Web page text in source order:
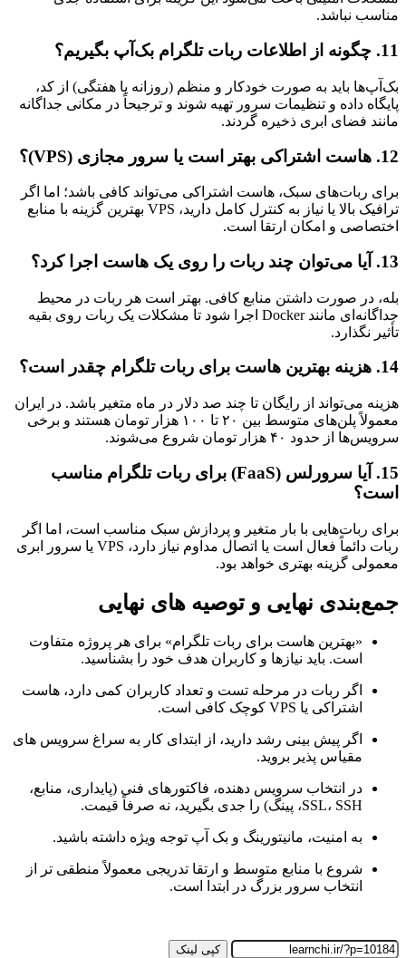
مناسب نباشد.
11. چگونه از اطلاعات ربات تلگرام بک‌آپ بگیریم؟
بک‌آپ‌ها باید به صورت خودکار و منظم (روزانه یا هفتگی) از کد،
پایگاه داده و تنظیمات سرور تهیه شوند و ترجیحاً در مکانی جداگانه
مانند فضای ابری ذخیره گردند.
12. هاست اشتراکی بهتر است یا سرور مجازی (VPS)؟
برای ربات‌های سبک، هاست اشتراکی می‌تواند کافی باشد؛ اما اگر
ترافیک بالا یا نیاز به کنترل کامل دارید، VPS بهترین گزینه با منابع
اختصاصی و امکان ارتقا است.
13. آیا می‌توان چند ربات را روی یک هاست اجرا کرد؟
بله، در صورت داشتن منابع کافی. بهتر است هر ربات در محیط
جداگانه‌ای مانند Docker اجرا شود تا مشکلات یک ربات روی بقیه
تأثیر نگذارد.
14. هزینه بهترین هاست برای ربات تلگرام چقدر است؟
هزینه می‌تواند از رایگان تا چند صد دلار در ماه متغیر باشد. در ایران
معمولاً پلن‌های متوسط بین ۲۰ تا ۱۰۰ هزار تومان هستند و برخی
سرویس‌ها از حدود ۴۰ هزار تومان شروع می‌شوند.
15. آیا سرورلس (FaaS) برای ربات تلگرام مناسب
است؟
برای ربات‌هایی با بار متغیر و پردازش سبک مناسب است، اما اگر
ربات دائماً فعال است یا اتصال مداوم نیاز دارد، VPS یا سرور ابری
معمولی گزینه بهتری خواهد بود.
جمع‌بندی نهایی و توصیه های نهایی
«بهترین هاست برای ربات تلگرام» برای هر پروژه متفاوت
است. باید نیازها و کاربران هدف خود را بشناسید.
اگر ربات در مرحله تست و تعداد کاربران کمی دارد، هاست
اشتراکی یا VPS کوچک کافی است.
اگر پیش بینی رشد دارید، از ابتدای کار به سراغ سرویس های
مقیاس پذیر بروید.
در انتخاب سرویس دهنده، فاکتورهای فنی (پایداری، منابع،
SSL، SSH، پینگ) را جدی بگیرید، نه صرفاً قیمت.
به امنیت، مانیتورینگ و بک آپ توجه ویژه داشته باشید.
شروع با منابع متوسط و ارتقا تدریجی معمولاً منطقی تر از
انتخاب سرور بزرگ در ابتدا است.
کپی لینک